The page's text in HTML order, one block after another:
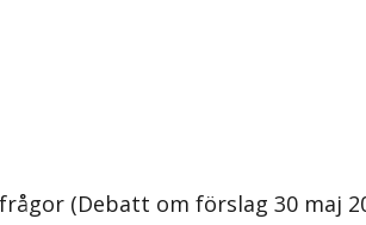
(Debatt om förslag 30 maj